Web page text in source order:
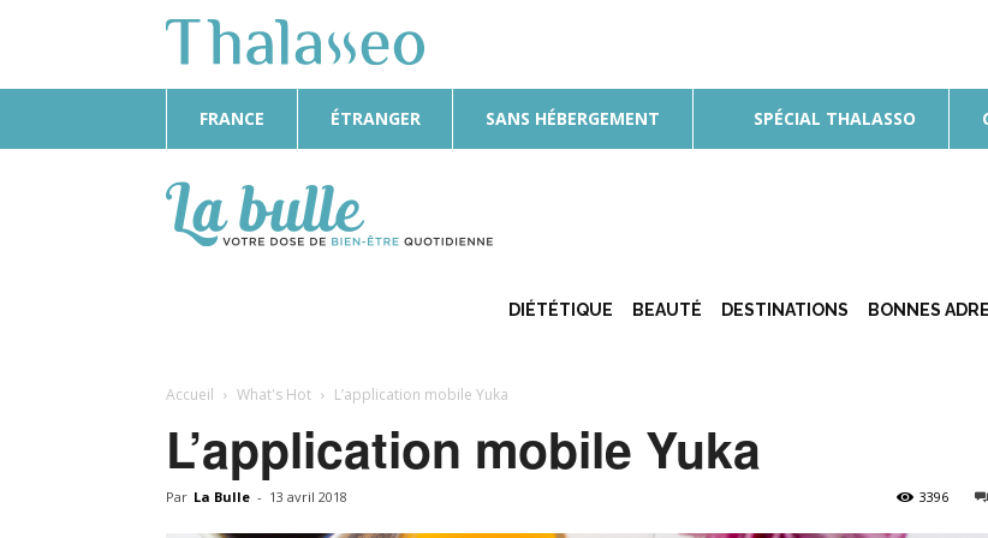
FRANCE ÉTRANGER SANS HÉBERGEMENT SPÉCIAL THALASSO
Bulle
DIÉTÉTIQUE BEAUTÉ DESTINATIONS BONNES
Accueil What's Hot L’application mobile Yuka
L’application mobile Yuka
Par La Bulle - 13 avril 2018 3396